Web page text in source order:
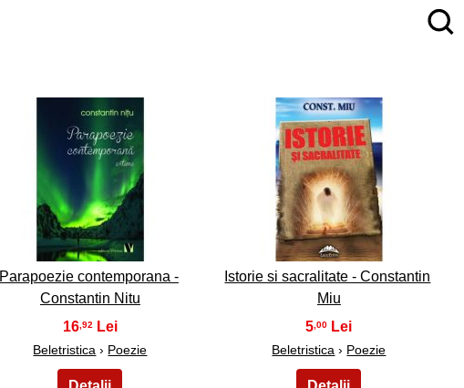
4
Parapoezie contemporana -
Constantin Nitu
16,92
Beletristica › Poezie
5
Istorie si sacralitate - Constantin
Miu
5 ,00
Beletristica › Poezie